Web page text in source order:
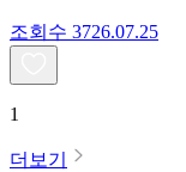
조회수 3726.07.25
1
더보기